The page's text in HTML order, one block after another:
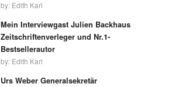
by: Edith Karl
Mein Interviewgast Julien Backhaus
Zeitschriftenverleger und Nr.1-
Bestsellerautor
by: Edith Karl
Urs Weber Generalsekretär